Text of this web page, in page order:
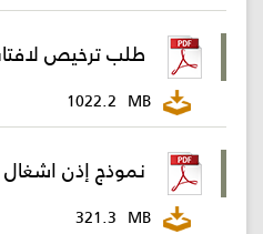
طلب ترخيص
1022.2 MB
نموذج إذن اشغال
321.3 MB